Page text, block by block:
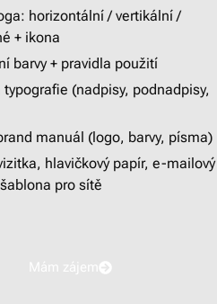
horizontální / vertikální /
+ ikona
barvy + pravidla použití
typografie (nadpisy, podnadpisy,
manuál (logo, barvy, písma)
hlavičkový papír, e-mailový
pro sítě
Mám zájem